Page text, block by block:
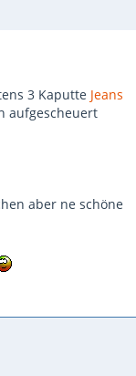
3 Kaputte Jeans
aufgescheuert
aber ne schöne